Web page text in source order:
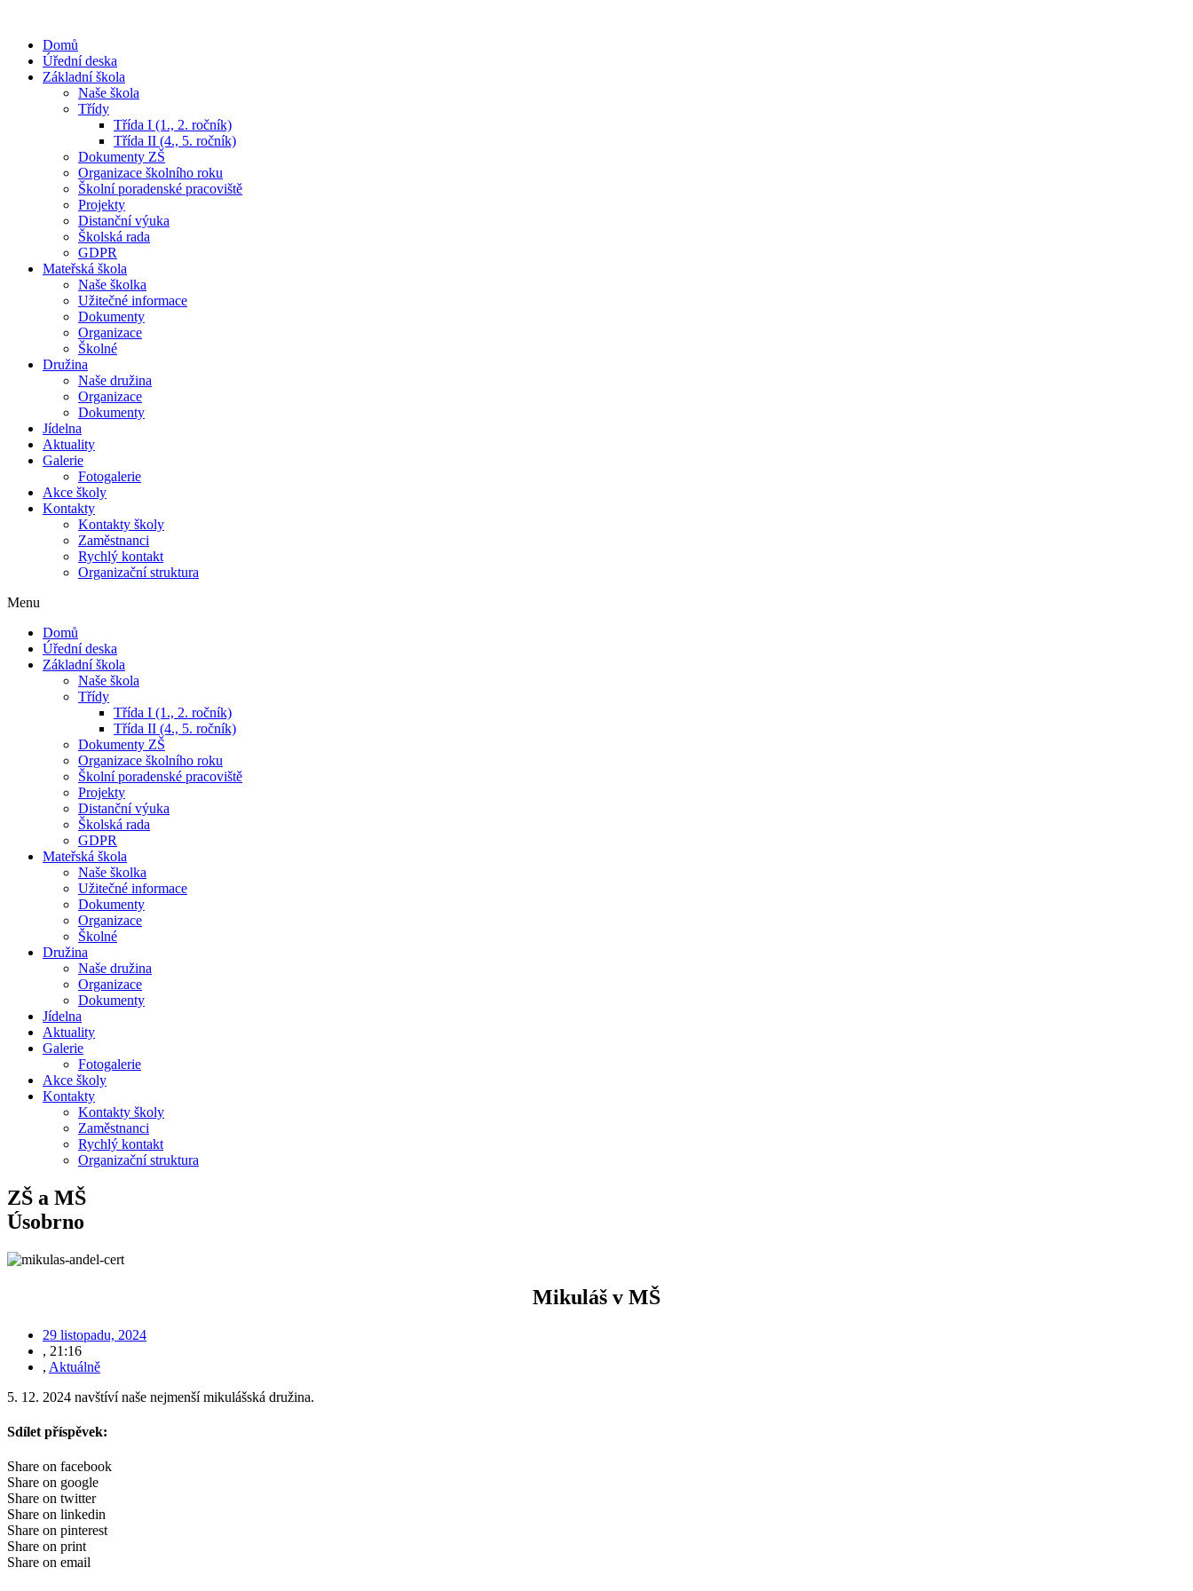
Domů
Úřední deska
Základní škola
Naše škola
Třídy
Třída I (1., 2. ročník)
Třída II (4., 5. ročník)
Dokumenty ZŠ
Organizace školního roku
Školní poradenské pracoviště
Projekty
Distanční výuka
Školská rada
GDPR
Mateřská škola
Naše školka
Užitečné informace
Dokumenty
Organizace
Školné
Družina
Naše družina
Organizace
Dokumenty
Jídelna
Aktuality
Galerie
Fotogalerie
Akce školy
Kontakty
Kontakty školy
Zaměstnanci
Rychlý kontakt
Organizační struktura
Menu
Domů
Úřední deska
Základní škola
Naše škola
Třídy
Třída I (1., 2. ročník)
Třída II (4., 5. ročník)
Dokumenty ZŠ
Organizace školního roku
Školní poradenské pracoviště
Projekty
Distanční výuka
Školská rada
GDPR
Mateřská škola
Naše školka
Užitečné informace
Dokumenty
Organizace
Školné
Družina
Naše družina
Organizace
Dokumenty
Jídelna
Aktuality
Galerie
Fotogalerie
Akce školy
Kontakty
Kontakty školy
Zaměstnanci
Rychlý kontakt
Organizační struktura
ZŠ a MŠ
Úsobrno
Mikuláš v MŠ
29 listopadu, 2024
, 21:16
, Aktuálně
5. 12. 2024 navštíví naše nejmenší mikulášská družina.
Sdílet příspěvek:
Share on facebook
Share on google
Share on twitter
Share on linkedin
Share on pinterest
Share on print
Share on email